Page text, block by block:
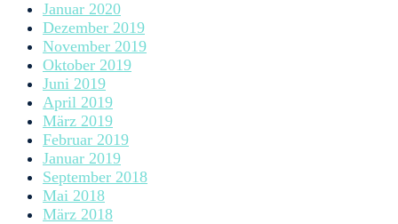
Januar 2020
Dezember 2019
November 2019
Oktober 2019
Juni 2019
April 2019
März 2019
Februar 2019
Januar 2019
September 2018
Mai 2018
März 2018